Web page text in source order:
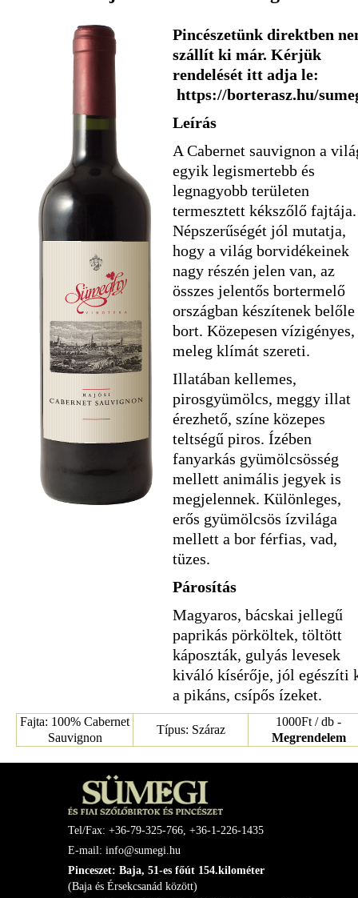
Pincészetünk direktben
szállít ki már. Kérjük
rendelését itt adja le:
https://borterasz.hu/
Leírás
A Cabernet sauvignon a
egyik legismertebb és
legnagyobb területen
termesztett kékszőlő fajtája.
Népszerűségét jól mutatja,
hogy a világ borvidékeinek
nagy részén jelen van, az
összes jelentős bortermelő
országban készítenek belőle
bort. Közepesen vízigényes,
meleg klímát szereti.
Illatában kellemes,
pirosgyümölcs, meggy illat
érezhető, színe közepes
teltségű piros. Ízében
fanyarkás gyümölcsösség
mellett animális jegyek is
megjelennek. Különleges,
erős gyümölcsös ízvilága
mellett a bor férfias, vad,
tüzes.
Párosítás
Magyaros, bácskai jellegű
paprikás pörköltek, töltött
káposzták, gulyás levesek
kiváló kísérője, jól egészíti
a pikáns, csípős ízeket.
Fajta: 100% Cabernet
Sauvignon
Típus: Száraz
1000Ft / db -
Megrendelem
Tel/Fax: +36-79-325-766, +36-1-226-1435
E-mail: info@sumegi.hu
Pinceszet: Baja, 51-es főút 154.kilométer
(Baja és Érsekcsanád között)